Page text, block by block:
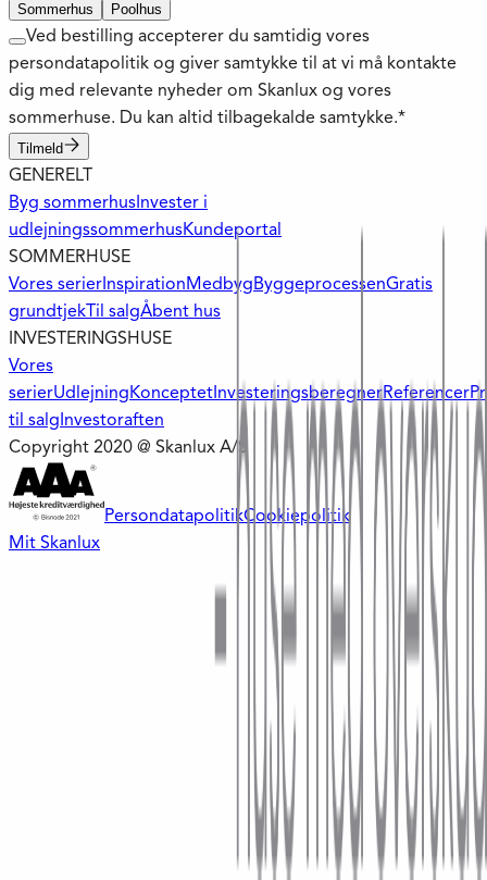
Sommerhus Poolhus
Ved bestilling accepterer du samtidig vores
persondatapolitik og giver samtykke til at vi må kontakte
dig med relevante nyheder om Skanlux og vores
sommerhuse. Du kan altid tilbagekalde samtykke.*
Tilmeld
GENERELT
Byg sommerhusInvester i
udlejningssommerhusKundeportal
SOMMERHUSE
Vores serierInspirationMedbygByggeprocessenGratis
grundtjek Til salgÅbent hus
INVESTERINGSHUSE
Vores
serierUdlejningKonceptetInvesteringsberegnerReferencer
til salgInvestoraften
Copyright 2020 @ Skanlux A/S
PersondatapolitikCookiepolitik
Mit Skanlux